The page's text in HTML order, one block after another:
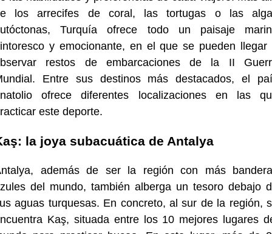
los arrecifes de coral, las tortugas o las
Turquía ofrece todo un paisaje
y emocionante, en el que se pueden llegar
restos de embarcaciones de la II
Entre sus destinos más destacados, el
ofrece diferentes localizaciones en las
este deporte.
la joya subacuática de Antalya
además de ser la región con más
del mundo, también alberga un tesoro debajo
aguas turquesas. En concreto, al sur de la región,
Kaş, situada entre los 10 mejores lugares